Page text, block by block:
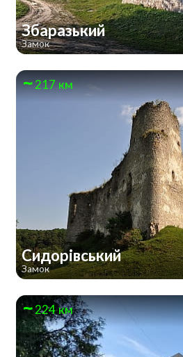
Збаразький
Замок
217 км
Сидорівський
Замок
224 км